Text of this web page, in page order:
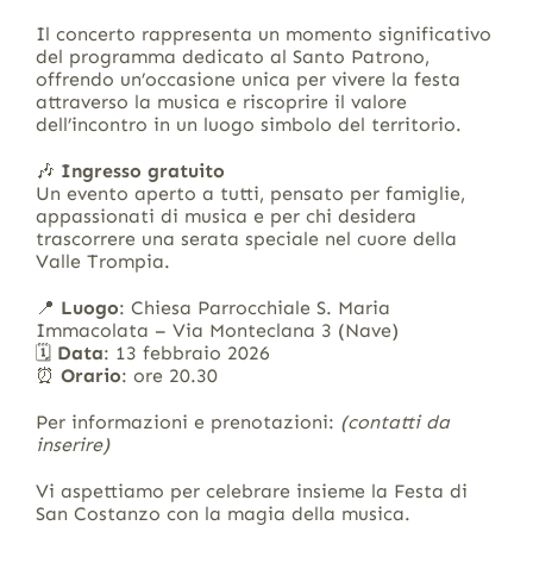
Il concerto rappresenta un momento significativo
del programma dedicato al Santo Patrono,
offrendo un’occasione unica per vivere la festa
attraverso la musica e riscoprire il valore
dell’incontro in un luogo simbolo del territorio.
🎶 Ingresso gratuito
Un evento aperto a tutti, pensato per famiglie,
appassionati di musica e per chi desidera
trascorrere una serata speciale nel cuore della
Valle Trompia.
📍 Luogo: Chiesa Parrocchiale S. Maria
Immacolata – Via Monteclana 3 (Nave)
🗓 Data: 13 febbraio 2026
⏰ Orario: ore 20.30
Per informazioni e prenotazioni: (contatti da
inserire)
Vi aspettiamo per celebrare insieme la Festa di
San Costanzo con la magia della musica.